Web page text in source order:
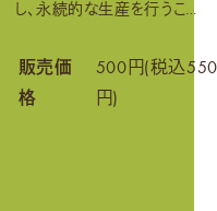
し、永続的な生産を行うこ…
販売価
格
500円(税込550
円)